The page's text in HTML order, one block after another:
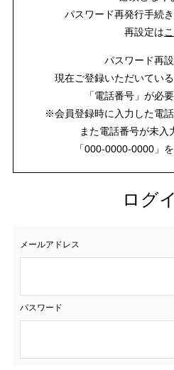
パスワード再発行手続
再設定は
パスワード再設
現在ご登録いただいてい
「電話番号」が必
※会員登録時に入力した電話
また電話番号が未入
「000-0000-0000」
ログ
メールアドレス
パスワード